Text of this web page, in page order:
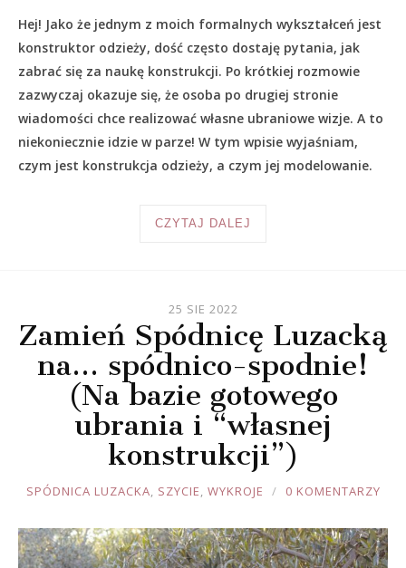
Hej! Jako że jednym z moich formalnych wykształceń jest
konstruktor odzieży, dość często dostaję pytania, jak
zabrać się za naukę konstrukcji. Po krótkiej rozmowie
zazwyczaj okazuje się, że osoba po drugiej stronie
wiadomości chce realizować własne ubraniowe wizje. A to
niekoniecznie idzie w parze! W tym wpisie wyjaśniam,
czym jest konstrukcja odzieży, a czym jej modelowanie.
CZYTAJ DALEJ
25 SIE 2022
Zamień Spódnicę Luzacką
na… spódnico-spodnie!
(Na bazie gotowego
ubrania i “własnej
konstrukcji”)
JOULE
SPÓDNICA LUZACKA, SZYCIE, WYKROJE 0 KOMENTARZY